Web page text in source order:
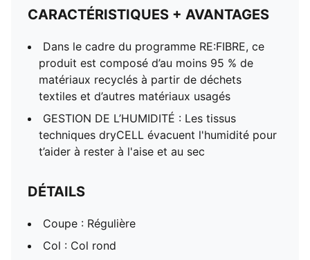
CARACTÉRISTIQUES + AVANTAGES
Dans le cadre du programme RE:FIBRE, ce
produit est composé d’au moins 95 % de
matériaux recyclés à partir de déchets
textiles et d’autres matériaux usagés
GESTION DE L’HUMIDITÉ : Les tissus
techniques dryCELL évacuent l'humidité pour
t’aider à rester à l'aise et au sec
DÉTAILS
Coupe : Régulière
Col : Col rond